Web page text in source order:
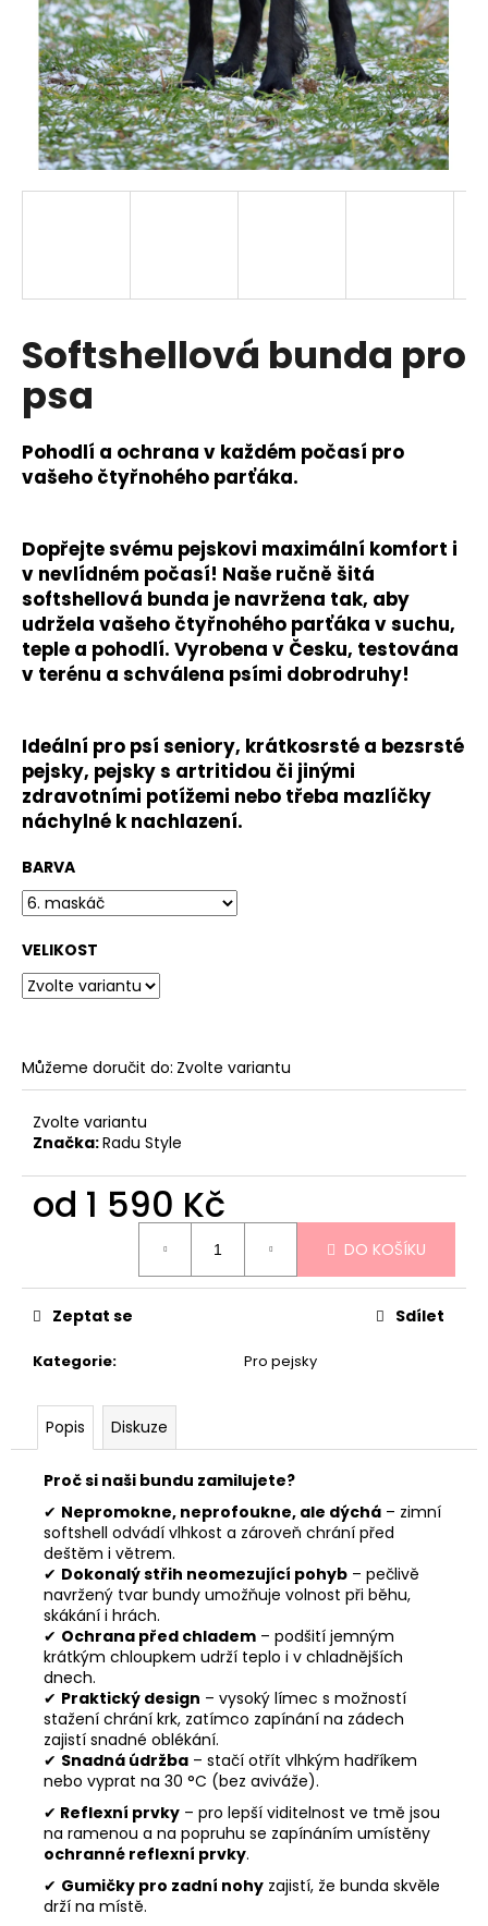
Softshellová bunda pro
psa
Pohodlí a ochrana v každém počasí pro
vašeho čtyřnohého parťáka.
Dopřejte svému pejskovi maximální komfort i
v nevlídném počasí! Naše ručně šitá
softshellová bunda je navržena tak, aby
udržela vašeho čtyřnohého parťáka v suchu,
teple a pohodlí. Vyrobena v Česku, testována
v terénu a schválena psími dobrodruhy!
Ideální pro psí seniory, krátkosrsté a bezsrsté
pejsky, pejsky s artritidou či jinými
zdravotními potížemi nebo třeba mazlíčky
náchylné k nachlazení.
BARVA
VELIKOST
Můžeme doručit do: Zvolte variantu
Zvolte variantu
Značka:Radu Style
od 1 590 Kč
DO KOŠÍKU
Kategorie: Pro pejsky
Zeptat se Sdílet
Popis Diskuze
Proč si naši bundu zamilujete?
✔ Nepromokne, neprofoukne, ale dýchá – zimní
softshell odvádí vlhkost a zároveň chrání před
deštěm i větrem.
✔ Dokonalý střih neomezující pohyb – pečlivě
navržený tvar bundy umožňuje volnost při běhu,
skákání i hrách.
✔ Ochrana před chladem – podšití jemným
krátkým chloupkem udrží teplo i v chladnějších
dnech.
✔ Praktický design – vysoký límec s možností
stažení chrání krk, zatímco zapínání na zádech
zajistí snadné oblékání.
✔ Snadná údržba – stačí otřít vlhkým hadříkem
nebo vyprat na 30 °C (bez aviváže).
✔ Reflexní prvky – pro lepší viditelnost ve tmě jsou
na ramenou a na popruhu se zapínáním umístěny
ochranné reflexní prvky.
✔ Gumičky pro zadní nohy zajistí, že bunda skvěle
drží na místě.
a
D
o
p
o
r
u
č
j
e
m
e
SOFTSHELLOVÁ
1
590
Kč